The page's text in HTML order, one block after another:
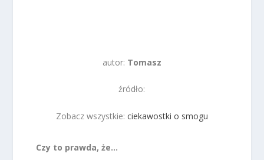
autor: Tomasz
źródło:
Zobacz wszystkie: ciekawostki o smogu
Czy to prawda, że…